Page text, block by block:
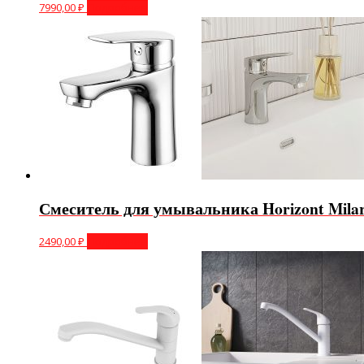
7990,00₽
Смеситель для умывальника Horizont
2490,00₽